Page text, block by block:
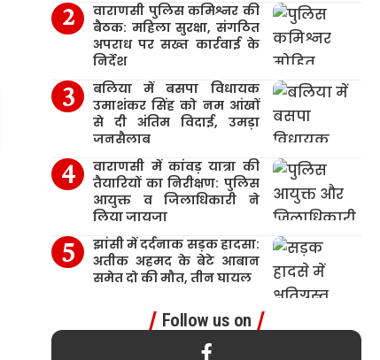
वाराणसी पुलिस कमिश्नर की
बैठक: महिला सुरक्षा, संगठित
अपराध पर सख्त कार्रवाई के
निर्देश
बलिया में बसपा विधायक
उमाशंकर सिंह को नम आंखों
से दी अंतिम विदाई, उमड़ा
जनसैलाब
वाराणसी में कांवड़ यात्रा की
तैयारियों का निरीक्षण: पुलिस
आयुक्त व जिलाधिकारी ने
लिया जायजा
झांसी में दर्दनाक सड़क हादसा:
अतीक अहमद के बेटे आबान
समेत दो की मौत, तीन घायल
Follow us on